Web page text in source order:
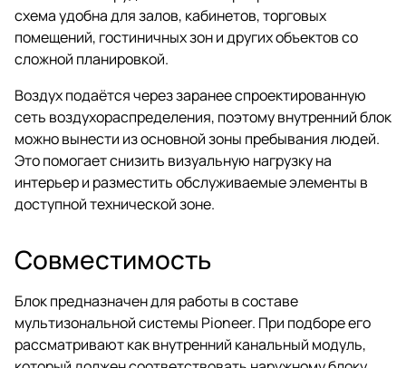
схема удобна для залов, кабинетов, торговых
помещений, гостиничных зон и других объектов со
сложной планировкой.
Воздух подаётся через заранее спроектированную
сеть воздухораспределения, поэтому внутренний блок
можно вынести из основной зоны пребывания людей.
Это помогает снизить визуальную нагрузку на
интерьер и разместить обслуживаемые элементы в
доступной технической зоне.
Совместимость
Блок предназначен для работы в составе
мультизональной системы Pioneer. При подборе его
рассматривают как внутренний канальный модуль,